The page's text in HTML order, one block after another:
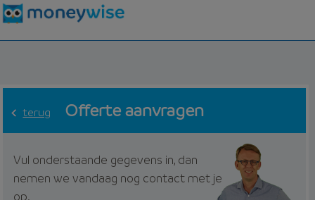
terug Offerte aanvragen
Vul onderstaande gegevens in, dan
nemen we vandaag nog contact met je
op.